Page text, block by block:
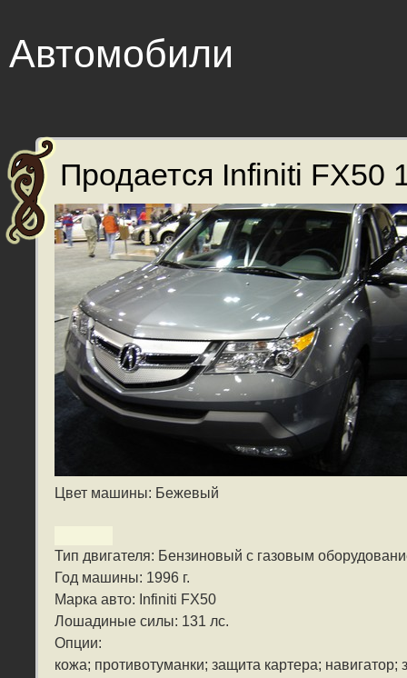
Автомобили
Продается Infiniti FX50
Цвет машины: Бежевый
Тип двигателя: Бензиновый с газовым
Год машины: 1996 г.
Марка авто: Infiniti FX50
Лошадиные силы: 131 лс.
Опции:
кожа; противотуманки; защита картера; навигатор;